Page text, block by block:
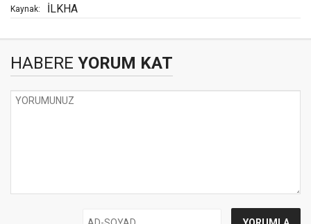
Kaynak: İLKHA
HABERE YORUM KAT